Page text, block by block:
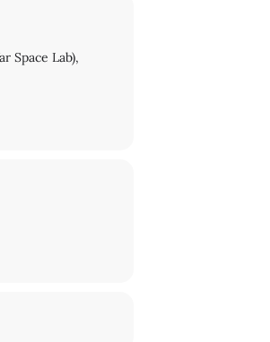
Space Lab),